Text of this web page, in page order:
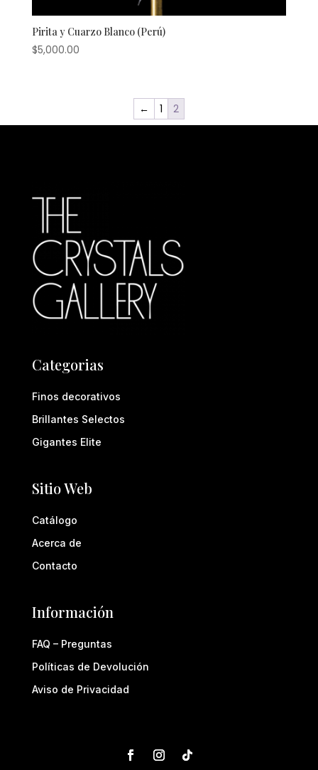
Pirita y Cuarzo Blanco (Perú)
$5,000.00
← 1 2
Categorias
Finos decorativos
Brillantes Selectos
Gigantes Elite
Sitio Web
Catálogo
Acerca de
Contacto
Información
FAQ – Preguntas
Políticas de Devolución
Aviso de Privacidad